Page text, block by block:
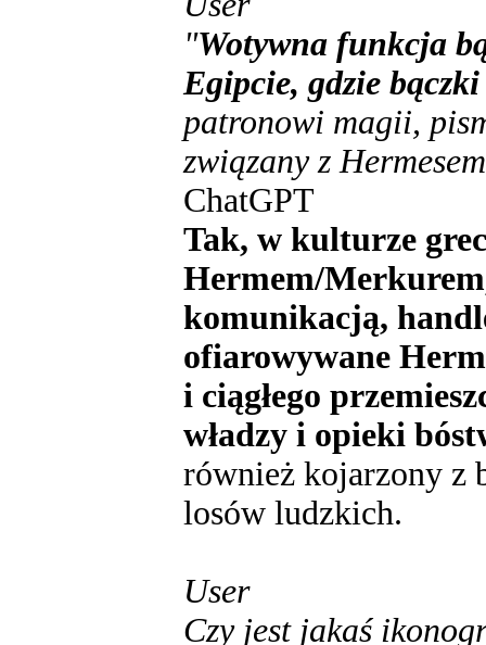
"Wotywna funkcja
Egipcie, gdzie
patronowi magii,
związany z
ChatGPT
Tak, w kulturze
Hermem/
komunikacją,
ofiarowywane
i ciągłego
władzy i opieki
również kojarzony z
losów ludzkich.
User
Czy jest jakaś